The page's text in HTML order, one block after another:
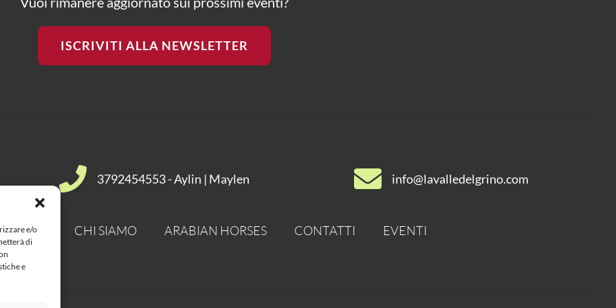
e/o
di
e
ISCRIVITI ALLA NEWSLETTER
3792454553 - Aylin | Maylen info@lavalledelgrino.com
CHI SIAMO ARABIAN HORSES CONTATTI EVENTI